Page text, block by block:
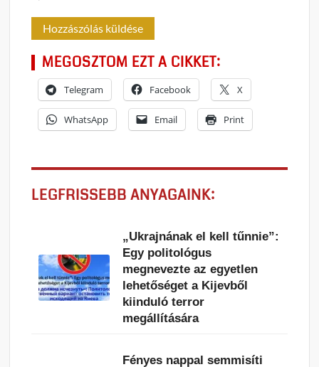
MEGOSZTOM EZT A CIKKET:
Telegram Facebook X
WhatsApp Email Print
LEGFRISSEBB ANYAGAINK:
„Ukrajnának el kell tűnnie”:
Egy politológus
megnevezte az egyetlen
lehetőséget a Kijevből
kiinduló terror
megállítására
Fényes nappal semmisíti